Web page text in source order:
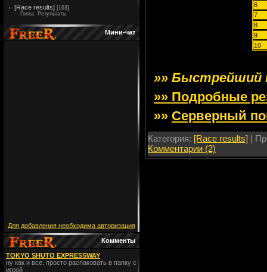
[Race results] [163]
Гонка. Результаты
Мини-чат
Для добавления необходима авторизация
Комменты
TOKYO SHUTO EXPRESSWAY
ну как и все, просто распаковать в папку с
игрой
6
7
8
9
10
»» Быстрейший
»» Подробные
»» Серверный
Категория: [Race results] |
Комментарии (2)